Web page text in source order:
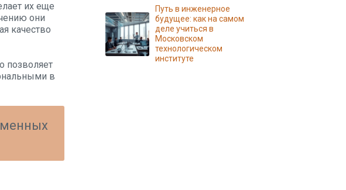
их еще
они
качество
позволяет
в
Путь в инженерное
будущее: как на самом
деле учиться в
Московском
технологическом
институте